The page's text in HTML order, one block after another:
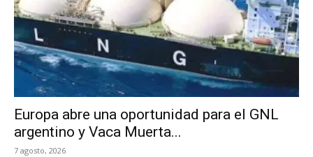
Europa abre una oportunidad para el GNL
argentino y Vaca Muerta...
7 agosto, 2026